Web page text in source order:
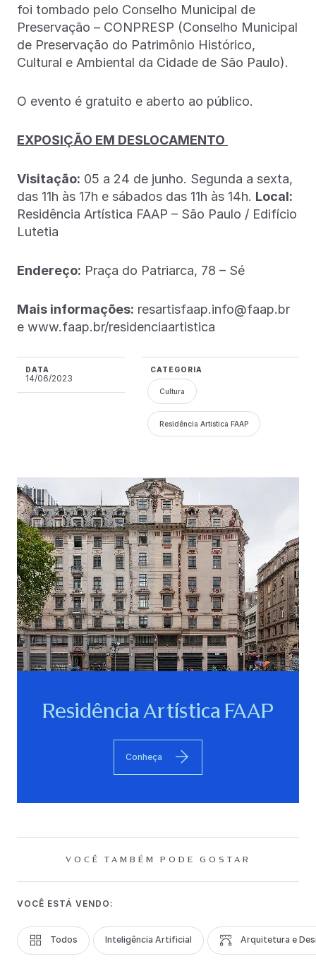
foi tombado pelo Conselho Municipal de
Preservação – CONPRESP (Conselho Municipal
de Preservação do Patrimônio Histórico,
Cultural e Ambiental da Cidade de São Paulo).
O evento é gratuito e aberto ao público.
EXPOSIÇÃO EM DESLOCAMENTO
Visitação: 05 a 24 de junho. Segunda a sexta,
das 11h às 17h e sábados das 11h às 14h. Local:
Residência Artística FAAP – São Paulo / Edifício
Lutetia
Endereço: Praça do Patriarca, 78 – Sé
Mais informações: resartisfaap.info@faap.br
e www.faap.br/residenciaartistica
DATA
14/06/2023
CATEGORIA
Cultura
Residência Artística FAAP
Residência Artística FAAP
Conheça
VOCÊ TAMBÉM PODE GOSTAR
VOCÊ ESTÁ VENDO:
Todos Inteligência Artificial Arquitetura e